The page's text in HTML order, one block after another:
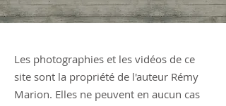
Les photographies et les vidéos de ce
site sont la propriété de l'auteur Rémy
Marion. Elles ne peuvent en aucun cas